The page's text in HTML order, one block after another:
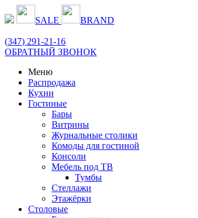
SALE BRAND
(347) 291-21-16
ОБРАТНЫЙ ЗВОНОК
Меню
Распродажа
Кухни
Гостиные
Бары
Витрины
Журнальные столики
Комоды для гостиной
Консоли
Мебель под ТВ
Тумбы
Стеллажи
Этажёрки
Столовые